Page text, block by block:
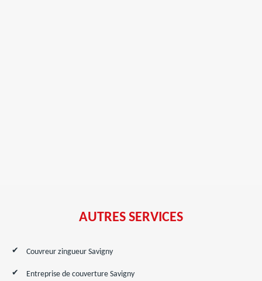
AUTRES SERVICES
Couvreur zingueur Savigny
Entreprise de couverture Savigny